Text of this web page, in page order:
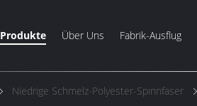
Produkte Über Uns Fabrik-Ausflug
Niedrige Schmelz-Polyester-Spinnfaser